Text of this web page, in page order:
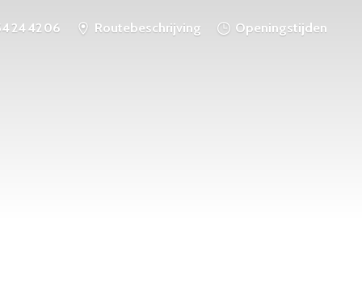
24 42 06 Routebeschrijving Openingstijden